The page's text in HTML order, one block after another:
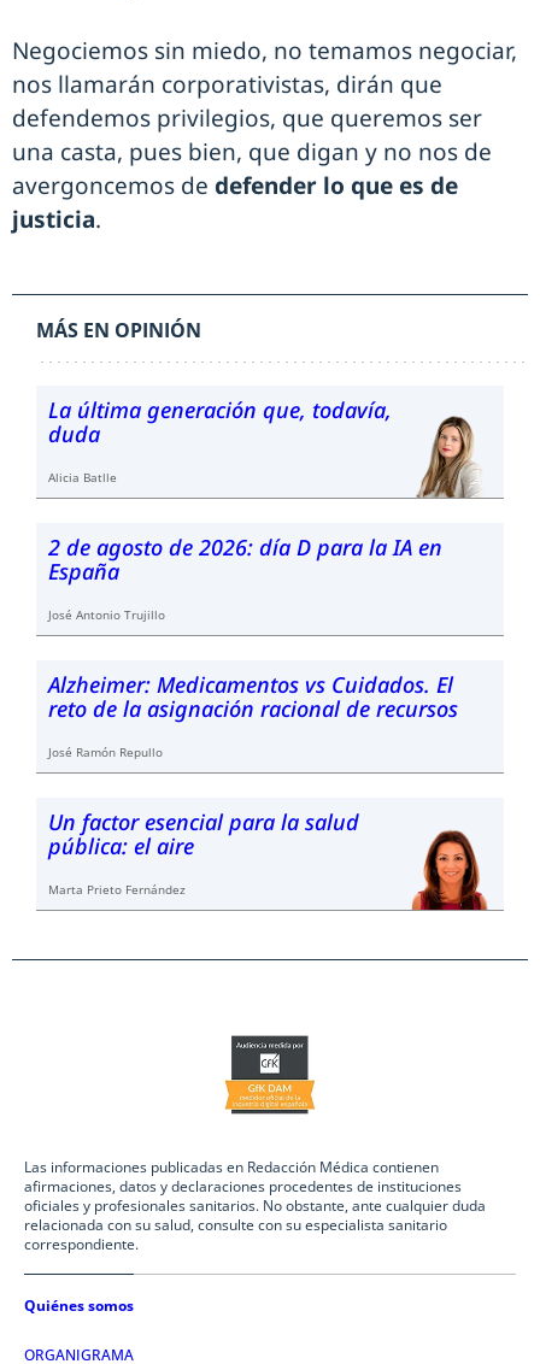
Negociemos sin miedo, no temamos negociar,
nos llamarán corporativistas, dirán que
defendemos privilegios, que queremos ser
una casta, pues bien, que digan y no nos de
avergoncemos de defender lo que es de
justicia.
MÁS EN OPINIÓN
La última generación que, todavía,
duda
Alicia Batlle
2 de agosto de 2026: día D para la IA en
España
José Antonio Trujillo
Alzheimer: Medicamentos vs Cuidados. El
reto de la asignación racional de recursos
José Ramón Repullo
Un factor esencial para la salud
pública: el aire
Marta Prieto Fernández
Las informaciones publicadas en Redacción Médica contienen
afirmaciones, datos y declaraciones procedentes de instituciones
oficiales y profesionales sanitarios. No obstante, ante cualquier duda
relacionada con su salud, consulte con su especialista sanitario
correspondiente.
Quiénes somos
ORGANIGRAMA